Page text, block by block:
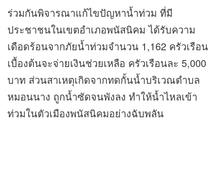
ร่วมกันพิจารณาแก้ไขปัญหาน้ำท่วม ที่มี
ประชาชนในเขตอำเภอพนัสนิคม ได้รับความ
เดือดร้อนจากภัยน้ำท่วมจำนวน 1,162 ครัวเรือน
เบื้องต้นจะจ่ายเงินช่วยเหลือ ครัวเรือนละ 5,000
บาท ส่วนสาเหตุเกิดจากทดกั้นน้ำบริเวณตำบล
หมอนนาง ถูกน้ำซัดจนพังลง ทำให้น้ำไหลเข้า
ท่วมในตัวเมืองพนัสนิคมอย่างฉับพลัน